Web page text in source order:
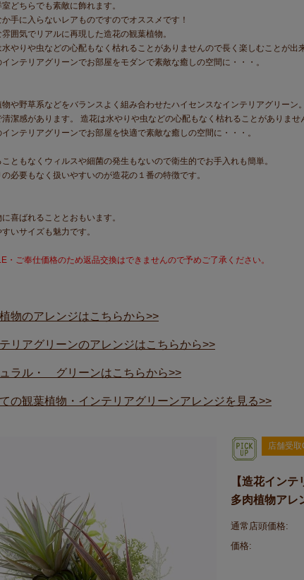
どちらでも素敵に飾れます。
か手に入らないレアものですのでオススメです！
雰囲気でリアルに再現した造花の観葉植物。
水やりや虫などの心配もなく枯れることがありませんので長く楽しむことが出
ンテリアグリーンでお部屋をモダンで素敵な癒しの空間に・・・。
物や野草系などをバランスよく組み合わせたハイセンスなインテリアグリーン
清潔感があります。 造花は水やりや虫などの心配もなく枯れることがありま
ンテリアグリーンでお部屋を快適で素敵な癒しの空間に・・・。
ともなくウィルスや細菌の発生もないので衛生的でお手入れも簡単。
必要もなく扱いやすいのが造花の１番の特徴です。
喜ばれることとおもいます。
いサイズも魅力です。
・ご奉仕価格のため返品交換はできませんので予めご了承ください。
物のアレンジはこちらから>>
リアグリーンのアレンジはこちらから>>
ラル・ グリーンはこちらから>>
の観葉植物・インテリアグリーンアレンジを見る>>
店舗受取
【造花イン
多肉植物アレ
通常店頭価格:
価格: